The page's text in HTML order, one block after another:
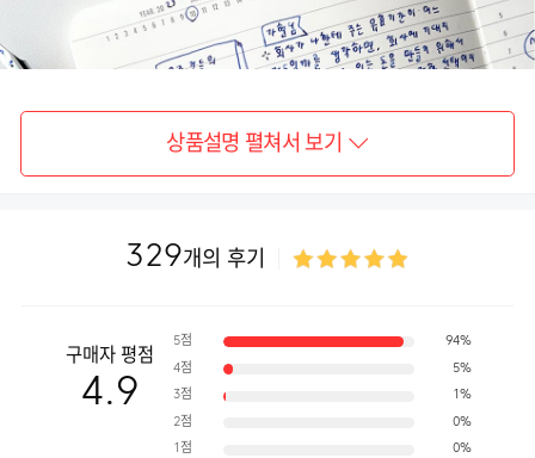
상품설명 펼쳐서 보기
329개의 후기
구매자 평점
4.9
5점 94%
4점 5%
3점 1%
2점 0%
1점 0%